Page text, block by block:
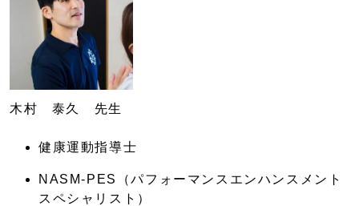
木村 泰久 先生
健康運動指導士
NASM-PES（パフォーマンスエンハンスメント
スペシャリスト）